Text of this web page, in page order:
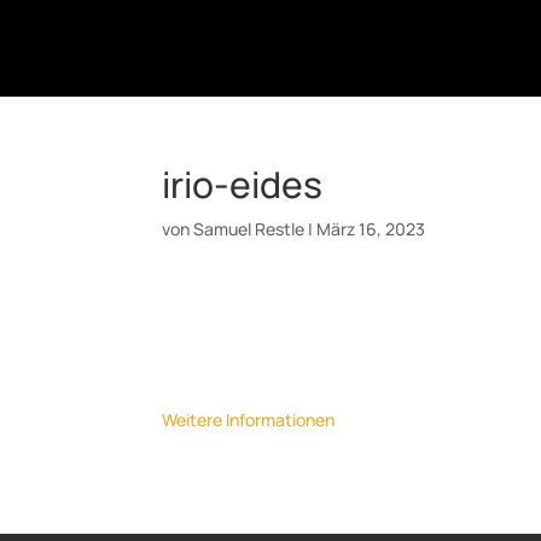
irio-eides
vonSamuel Restle | März 16, 2023
Weitere Informationen